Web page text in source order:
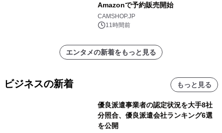
Amazonで予約販売開始
CAMSHOP.JP
11時間前
エンタメの新着をもっと見る
ビジネスの新着 もっと見る
優良派遣事業者の認定状況を大手8社
分照合、優良派遣会社ランキング6選
を公開